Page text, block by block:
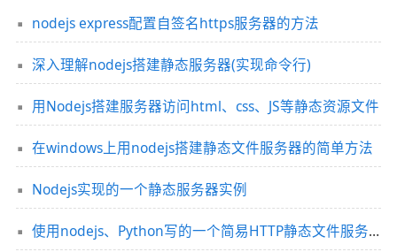
nodejs express配置自签名https服务器的方法
深入理解nodejs搭建静态服务器(实现命令行)
用Nodejs搭建服务器访问html、css、JS等静态资源文件
在windows上用nodejs搭建静态文件服务器的简单方法
Nodejs实现的一个静态服务器实例
使用nodejs、Python写的一个简易HTTP静态文件服务器